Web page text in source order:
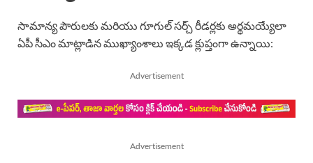
సామాన్య పౌరులకు మరియు గూగుల్ సర్చ్ రీడర్లకు అర్థమయ్యేలా
ఏపీ సీఎం మాట్లాడిన ముఖ్యాంశాలు ఇక్కడ క్లుప్తంగా ఉన్నాయి:
Advertisement
Advertisement